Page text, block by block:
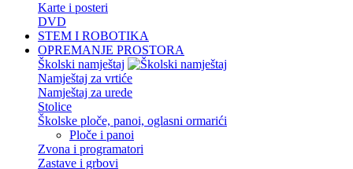
Karte i posteri
DVD
STEM I ROBOTIKA
OPREMANJE PROSTORA
Školski namještaj
Namještaj za vrtiće
Namještaj za urede
Stolice
Školske ploče, panoi, oglasni ormarići
Ploče i panoi
Zvona i programatori
Zastave i grbovi